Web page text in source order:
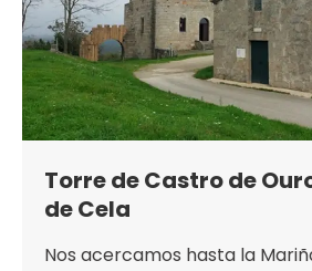
Torre de Castro de
de Cela
Nos acercamos hasta la